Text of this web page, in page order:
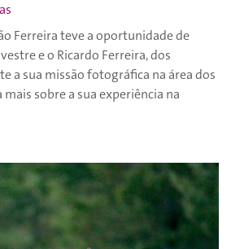
Ferreira teve a oportunidade de
e o Ricardo Ferreira, dos
a sua missão fotográfica na área dos
sobre a sua experiência na